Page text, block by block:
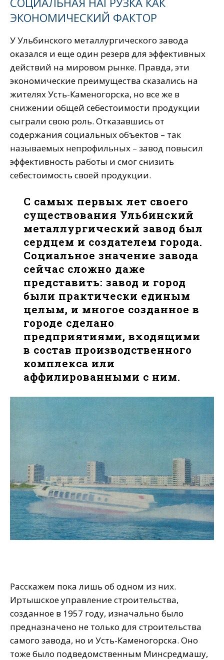
ЭКОНОМИЧЕСКИЙ ФАКТОР
У Ульбинского металлургического завода
оказался и еще один резерв для эффективных
действий на мировом рынке. Правда, эти
экономические преимущества сказались на
жителях Усть-Каменогорска, но все же в
снижении общей себестоимости продукции
сыграли свою роль. Отказавшись от
содержания социальных объектов – так
называемых непрофильных – завод повысил
эффективность работы и смог снизить
себестоимость своей продукции.
С самых первых лет своего
существования Ульбинский
металлургический завод был
сердцем и создателем города.
Социальное значение завода
сейчас сложно даже
представить: завод и город
были практически единым
целым, и многое созданное в
городе сделано
предприятиями, входящими
в состав производственного
комплекса или
аффилированными с ним.
Расскажем пока лишь об одном из них.
Иртышское управление строительства,
созданное в 1957 году, изначально было
предназначено не только для строительства
самого завода, но и Усть-Каменогорска. Оно
тоже было подведомственным Минсредмашу,